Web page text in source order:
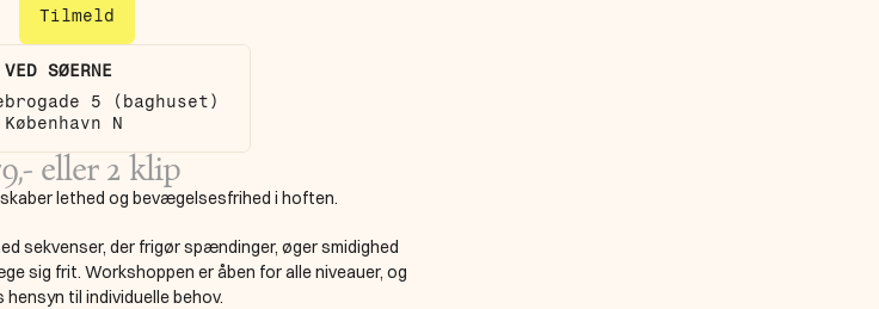
Tilmeld
VED SØERNE
5 (baghuset)
N
eller 2 klip
lethed og bevægelsesfrihed i hoften.
sekvenser, der frigør spændinger, øger smidighed
sig frit. Workshoppen er åben for alle niveauer, og
hensyn til individuelle behov.